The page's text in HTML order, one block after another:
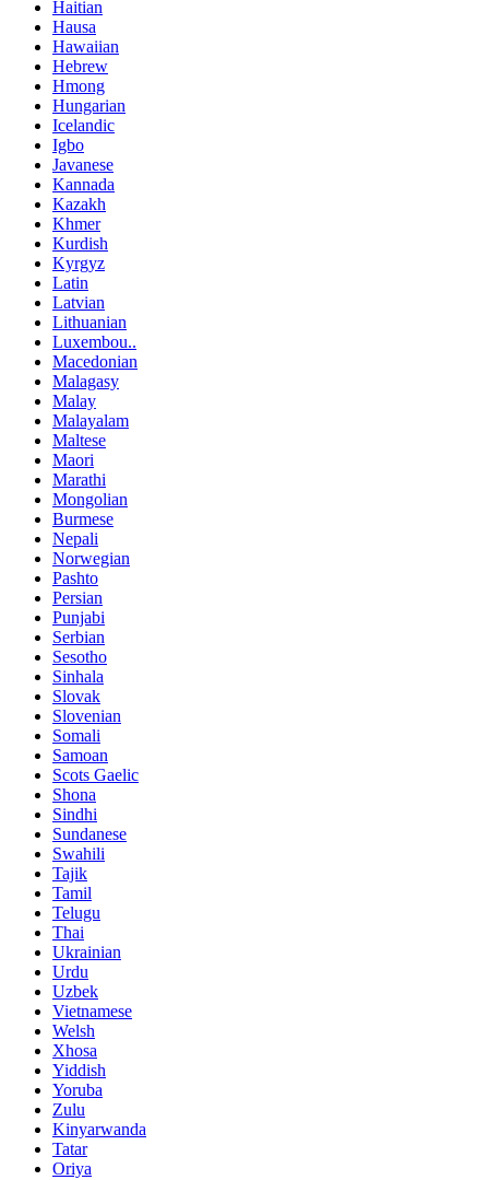
Haitian
Hausa
Hawaiian
Hebrew
Hmong
Hungarian
Icelandic
Igbo
Javanese
Kannada
Kazakh
Khmer
Kurdish
Kyrgyz
Latin
Latvian
Lithuanian
Luxembou..
Macedonian
Malagasy
Malay
Malayalam
Maltese
Maori
Marathi
Mongolian
Burmese
Nepali
Norwegian
Pashto
Persian
Punjabi
Serbian
Sesotho
Sinhala
Slovak
Slovenian
Somali
Samoan
Scots Gaelic
Shona
Sindhi
Sundanese
Swahili
Tajik
Tamil
Telugu
Thai
Ukrainian
Urdu
Uzbek
Vietnamese
Welsh
Xhosa
Yiddish
Yoruba
Zulu
Kinyarwanda
Tatar
Oriya